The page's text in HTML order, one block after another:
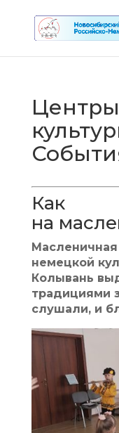
Как
на
немецкой
Колывань
традициями
слушали, и